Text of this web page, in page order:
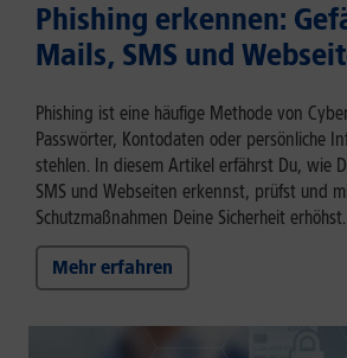
Phishing erkennen:
Mails, SMS und
Phishing ist eine häufige Methode von
Passwörter, Kontodaten oder persönliche
stehlen. In diesem Artikel erfährst Du, wie
SMS und Webseiten erkennst, prüfst und
Schutzmaßnahmen Deine Sicherheit erhöhst.
Mehr erfahren